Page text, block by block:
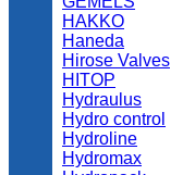
HAKKO
Haneda
Hirose Valves
HITOP
Hydraulus
Hydro control
Hydroline
Hydromax